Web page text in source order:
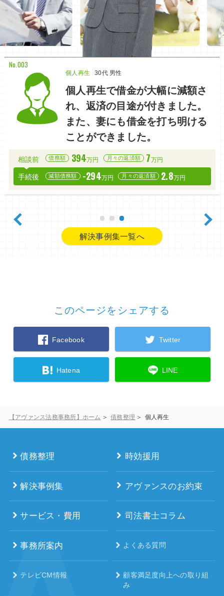
個人再生 30代 女性
冷静な判断ができず、借金を借
金で返す悪循環に…。最終的に
どこからいくら借りているのか
も分からなくなる程、混乱して
いました。
相談前 債務額 552万円 月々の返済額 10万円
手続後 -442万円 3.1万円
個人再生 40代 男性
離婚に失業、精神的にも経済的
にも不安定になり多重債務に。
なんとか住宅だけは残したい
と、個人再生の手続きをお願い
しました。
相談前 債務額 818万円 月々の返済額 14万円
手続後 -654万円 4.5万円
No.003
個人再生 30代 男性
個人再生で借金が大幅に減額さ
れ、返済の目途が付きました。
また、妻にも借金を打ち明ける
ことができました。
相談前 債務額 394万円 月々の返済額 7万円
手続後 減額債務額 -294万円 月々の返済額 2.8万円
解決事例集一覧へ
このページをシェアする
Facebook Twitter
Hatena LINE
【アヴァンス法務事務所】ホーム 債務整理 個人再生
債務整理 時効援用
解決事例集 アヴァンスのお約束
サービス・費用 司法書士コラム
事務所案内 よくある質問
テレビCM情報
顧客満足度向上への取り組
み